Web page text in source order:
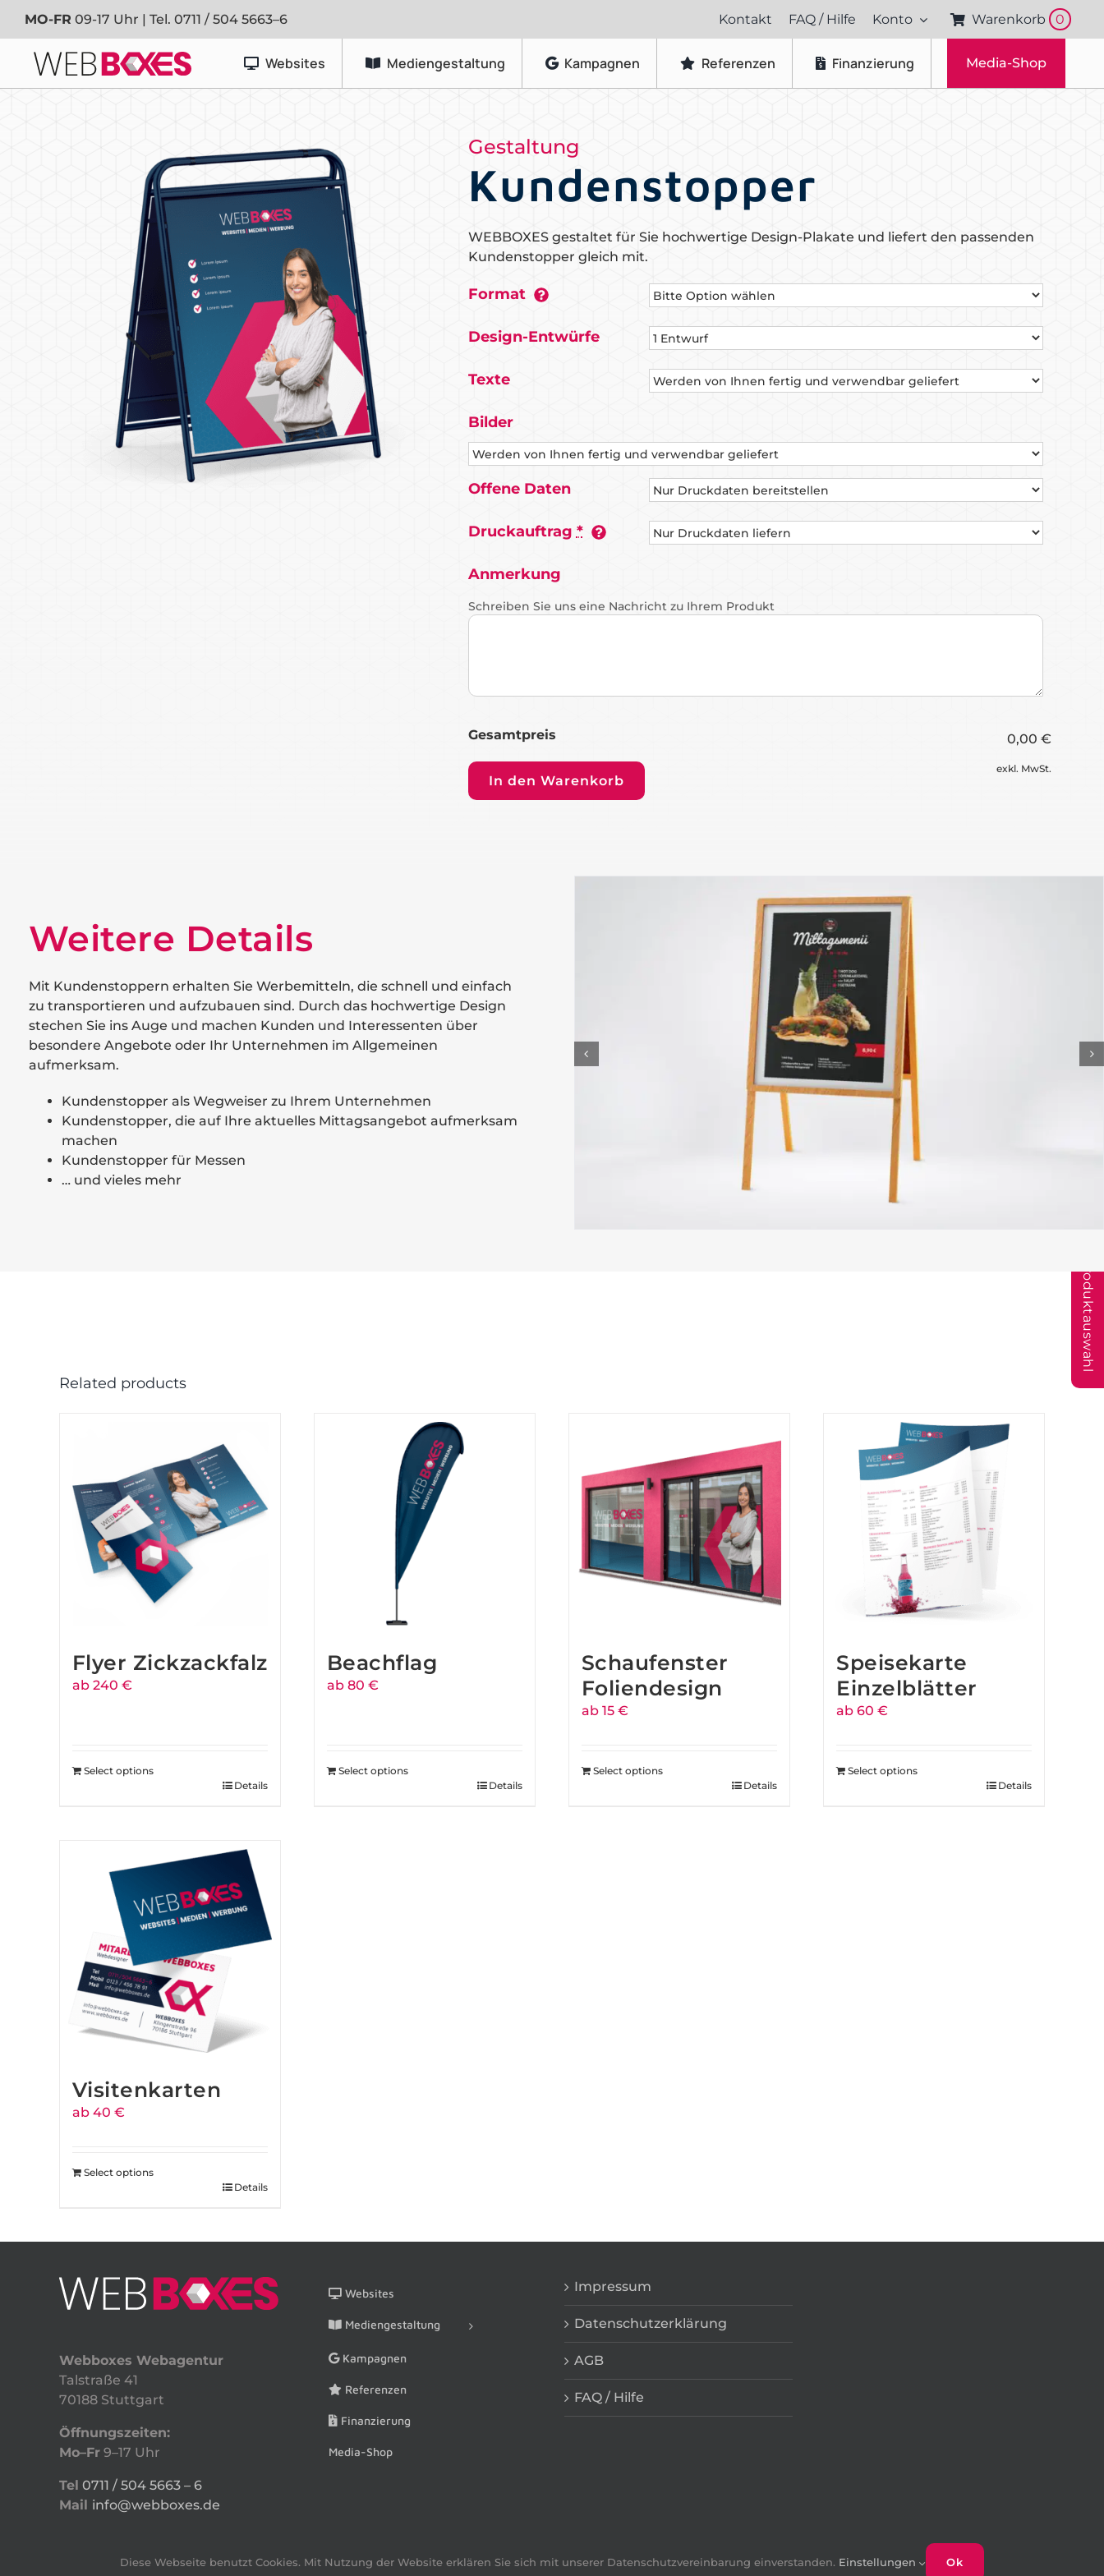
Inhalt
springen
MO-FR 09-17 Uhr | Tel. 0711 / 504 5663–6 Kontakt FAQ / Hilfe Konto Warenkorb 0
Websites Mediengestaltung
Banner & Planen
Fahrzeugfolierung
Schaufenster- & Foliendesign
Schilder
Logo-Gestaltung
Visitenkarten & Briefpapier
Flyer & Faltblätter
Broschüren & Kataloge
Speisekarten & Getränkekarten
Portraitfotografie
Drohnenaufnahmen
Kampagnen Referenzen Finanzierung Media-Shop
Gestaltung
Kundenstopper
WEBBOXES gestaltet für Sie hochwertige Design-Plakate und liefert den passenden
Kundenstopper gleich mit.
Format
Design-Entwürfe
Texte
Bilder
Offene Daten
Druckauftrag *
Anmerkung
Schreiben Sie uns eine Nachricht zu Ihrem Produkt
Gesamtpreis 0,00 €
exkl. MwSt.
In den Warenkorb
Weitere Details
Mit Kundenstoppern erhalten Sie Werbemitteln, die schnell und einfach
zu transportieren und aufzubauen sind. Durch das hochwertige Design
stechen Sie ins Auge und machen Kunden und Interessenten über
besondere Angebote oder Ihr Unternehmen im Allgemeinen
aufmerksam.
Kundenstopper als Wegweiser zu Ihrem Unternehmen
Kundenstopper, die auf Ihre aktuelles Mittagsangebot aufmerksam
machen
Kundenstopper für Messen
… und vieles mehr
Related products
Flyer Zickzackfalz
ab 240 €
Select options
Details
Beachflag
ab 80 €
Select options
Details
Schaufenster
Foliendesign
ab 15 €
Select options
Details
Speisekarte
Einzelblätter
ab 60 €
Select options
Details
Visitenkarten
ab 40 €
Select options
Details
Webboxes Webagentur
Talstraße 41
70188 Stuttgart
Öffnungszeiten:
Mo–Fr 9–17 Uhr
Tel 0711 / 504 5663 – 6
Mail info@webboxes.de
Websites
Mediengestaltung
Kampagnen
Referenzen
Finanzierung
Media-Shop
Impressum
Datenschutzerklärung
AGB
FAQ / Hilfe
Hilfe Produktauswahl
Diese Webseite benutzt Cookies. Mit Nutzung der Website erklären Sie sich mit unserer Datenschutzvereinbarung einverstanden. Einstellungen Ok